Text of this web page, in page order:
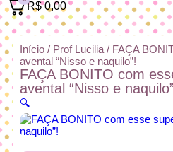
R$0,00
Início / Prof Lucilia / FAÇA
avental “Nisso e naquilo”!
FAÇA BONITO com
avental “Nisso e
🔍